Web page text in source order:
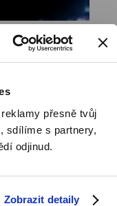
přesně tvůj
sdílíme s partnery,
odjinud.
Zobrazit detaily